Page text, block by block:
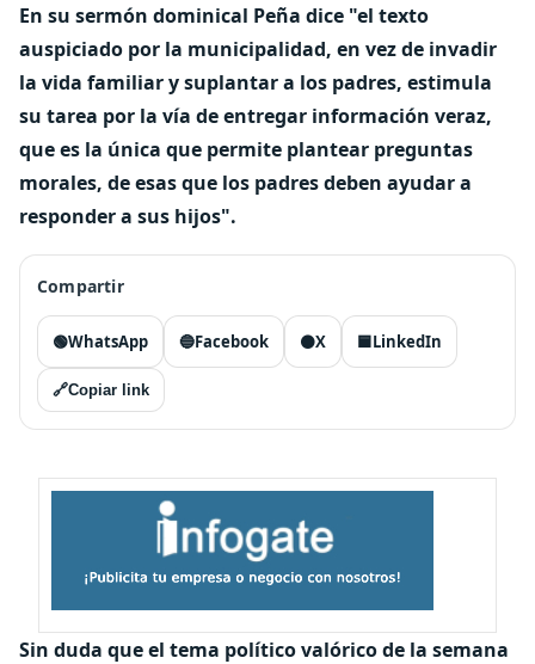
En su sermón dominical Peña dice "el texto
auspiciado por la municipalidad, en vez de invadir
la vida familiar y suplantar a los padres, estimula
su tarea por la vía de entregar información veraz,
que es la única que permite plantear preguntas
morales, de esas que los padres deben ayudar a
responder a sus hijos".
Compartir
🟢WhatsApp 🔵Facebook ⚫X 🟦LinkedIn
🔗Copiar link
Sin duda que el tema político valórico de la semana